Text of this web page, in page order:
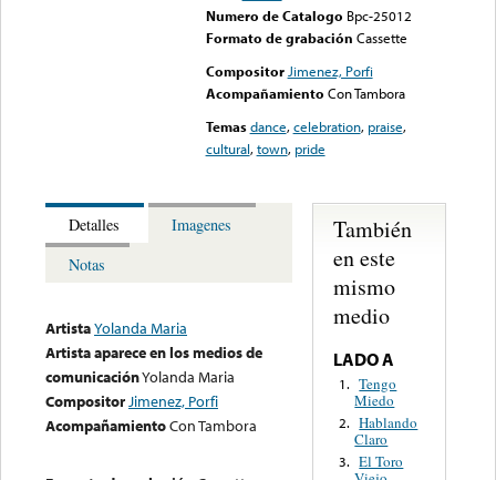
Numero de Catalogo Bpc-25012
Formato de grabación Cassette
Compositor Jimenez, Porfi
Acompañamiento Con Tambora
Temas dance,celebration, praise,
cultural,town, pride
Detalles
Imagenes
Notas
ArtistaYolanda Maria
Artista aparece en los medios de
comunicaciónYolanda Maria
CompositorJimenez, Porfi
AcompañamientoCon Tambora
También
en este
mismo
medio
LADO A
1. Tengo
Miedo
2. Hablando
Claro
3. El Toro